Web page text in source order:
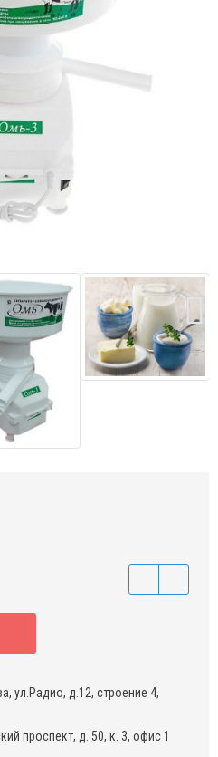
ул.Радио, д.12, строение 4,
проспект, д. 50, к. 3, офис 1